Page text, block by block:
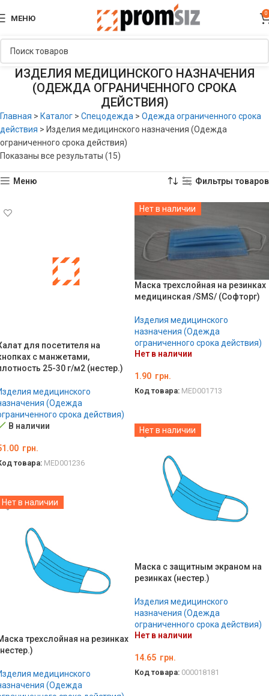
МЕНЮ
0
ИЗДЕЛИЯ МЕДИЦИНСКОГО НАЗНАЧЕНИЯ
(ОДЕЖДА ОГРАНИЧЕННОГО СРОКА
ДЕЙСТВИЯ)
Главная > Каталог > Спецодежда > Одежда ограниченного срока
действия > Изделия медицинского назначения (Одежда
ограниченного срока действия)
Показаны все результаты (15)
Меню Фильтры товаров
для посетителя на
с манжетами,
25-30 г/м2 (нестер.)
медицинского
(Одежда
срока действия)
В наличии
грн.
товара: MED001236
Нет в наличии
Маска трехслойная на резинках
медицинская /SMS/ (Софторг)
Изделия медицинского
назначения (Одежда
ограниченного срока действия)
Нет в наличии
1.90 грн.
Код товара: MED001713
Нет в наличии
Маска с защитным экраном на
резинках (нестер.)
Изделия медицинского
назначения (Одежда
ограниченного срока действия)
Нет в наличии
14.65 грн.
Код товара: 000018181
Нет в наличии
трехслойная на резинках
медицинского
(Одежда